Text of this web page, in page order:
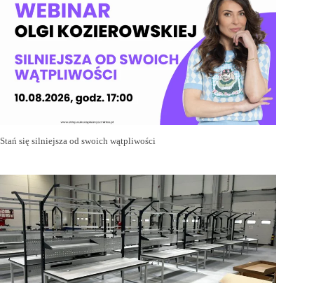
Stań się silniejsza od swoich wątpliwości